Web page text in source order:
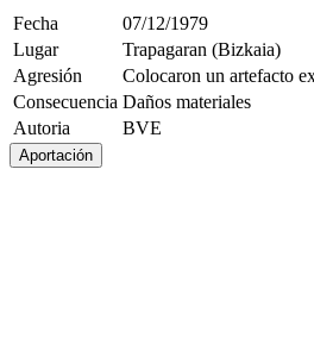
Fecha
07/12/1979
Lugar
Trapagaran (Bizkaia)
Agresión
Colocaron un artefacto
Consecuencia Daños materiales
Autoria
BVE